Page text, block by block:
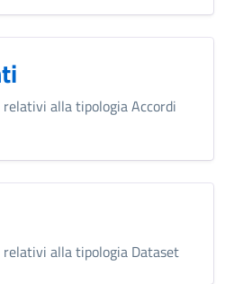
alla tipologia Accordi
alla tipologia Dataset